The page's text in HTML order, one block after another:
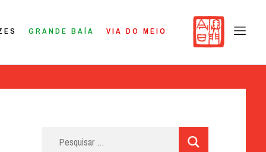
GRANDE BAÍA VIA DO MEIO